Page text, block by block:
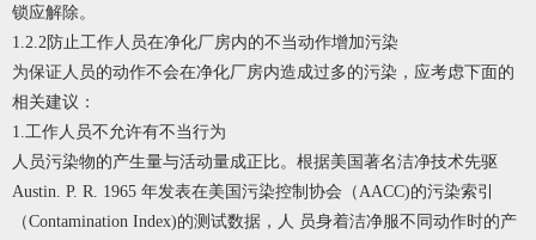
锁应解除。
1.2.2防止工作人员在净化厂房内的不当动作增加污染
为保证人员的动作不会在净化厂房内造成过多的污染，应考虑下面的
相关建议：
1.工作人员不允许有不当行为
人员污染物的产生量与活动量成正比。根据美国著名洁净技术先驱
Austin. P. R. 1965 年发表在美国污染控制协会（AACC)的污染索引
（Contamination Index)的测试数据，人 员身着洁净服不同动作时的产